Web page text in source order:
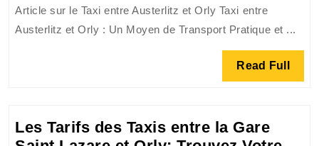
entre
et
Orly
Article sur le Taxi entre Austerlitz et Orly Taxi entre
Austerlitz et Orly : Un Moyen de Transport Pratique et ...
Read Full Read
Full
Les Tarifs des Taxis entre la Gare